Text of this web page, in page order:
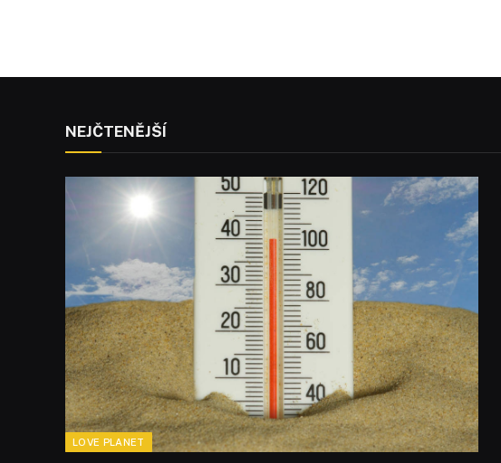
NEJČTENĚJŠÍ
LOVE PLANET